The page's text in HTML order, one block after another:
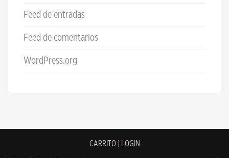
Feed de entradas
Feed de comentarios
WordPress.org
CARRITO| LOGIN